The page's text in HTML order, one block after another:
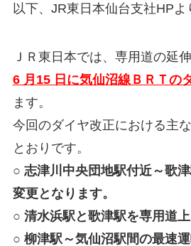
以下、JR東日本仙台支社HPよ
ＪＲ東日本では、専用道の延
6 月15 日に気仙沼線ＢＲＴの
ます。
今回のダイヤ改正における主
とおりです。
○ 志津川中央団地駅付近～歌
変更となります。
○ 清水浜駅と歌津駅を専用道上
○ 柳津駅～気仙沼駅間の最速